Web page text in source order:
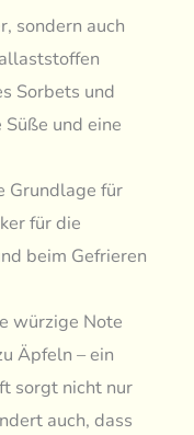
sondern auch
Sorbets und
und eine
Grundlage für
für die
beim Gefrieren
würzige Note
Äpfeln – ein
sorgt nicht nur
auch, dass